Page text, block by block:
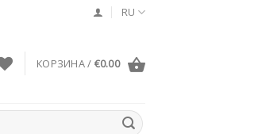
RU
КОРЗИНА / €0.00